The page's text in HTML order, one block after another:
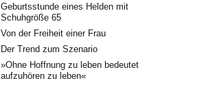
Geburtsstunde eines Helden mit
Schuhgröße 65
Von der Freiheit einer Frau
Der Trend zum Szenario
»Ohne Hoffnung zu leben bedeutet
aufzuhören zu leben«